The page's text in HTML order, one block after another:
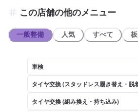
この店舗の他のメニュー
一般整備 人気 すべて
車検
タイヤ交換 (スタッドレス履き替え・脱
タイヤ交換 (組み換え・持ち込み)